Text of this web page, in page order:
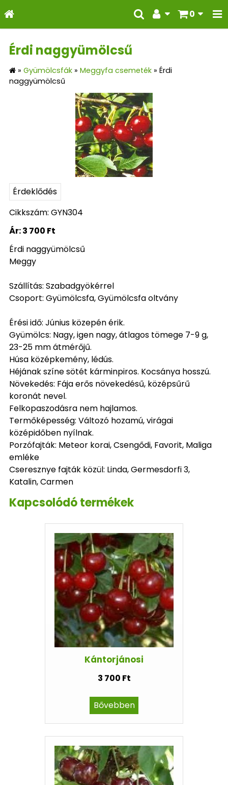
0
Érdi naggyümölcsű
» Gyümölcsfák » Meggyfa csemeték » Érdi
naggyümölcsű
Érdeklődés
Cikkszám: GYN304
Ár:3 700 Ft
Érdi naggyümölcsű
Meggy
Szállítás: Szabadgyökérrel
Csoport: Gyümölcsfa, Gyümölcsfa oltvány
Érési idő: Június közepén érik.
Gyümölcs: Nagy, igen nagy, átlagos tömege 7-9 g,
23-25 mm átmérőjű.
Húsa középkemény, lédús.
Héjának színe sötét kárminpiros. Kocsánya hosszú.
Növekedés: Fája erős növekedésű, középsűrű
koronát nevel.
Felkopaszodásra nem hajlamos.
Termőképesség: Változó hozamú, virágai
középidőben nyílnak.
Porzófajták: Meteor korai, Csengődi, Favorit, Maliga
emléke
Cseresznye fajták közül: Linda, Germesdorfi 3,
Katalin, Carmen
Kapcsolódó termékek
Kántorjánosi
3 700 Ft
Bővebben